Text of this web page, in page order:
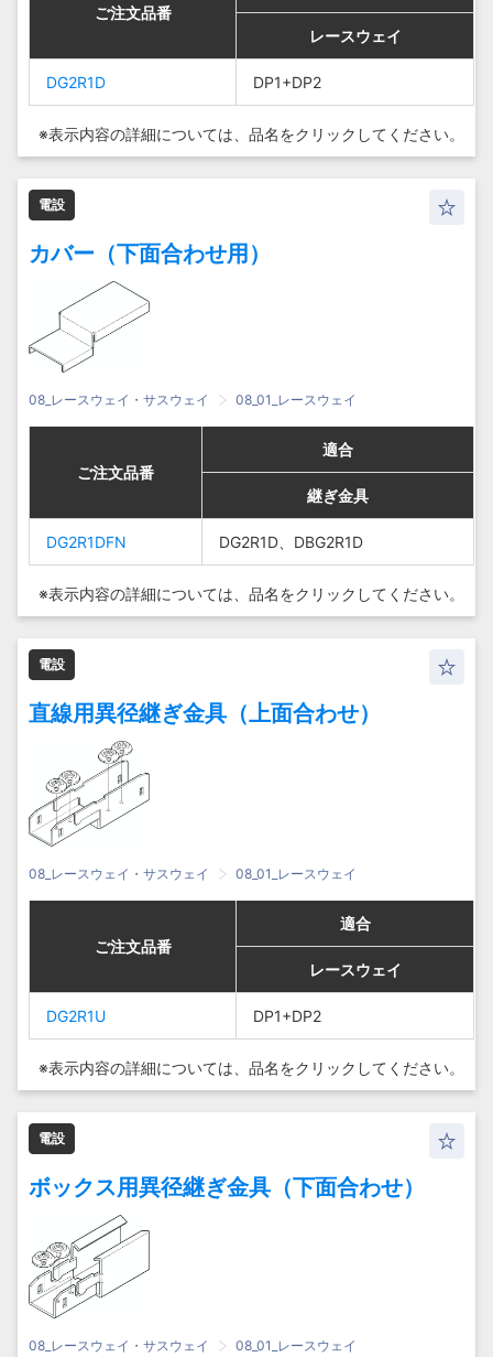
ご注文品番
DG2R1D
ご注文品番
レースウェイ
DG2R1D DP1+DP2
ご注文品番
DG2R1D
ご注文品番
レースウェイ
DG2R1D DP1+DP2
※表示内容の詳細については、 品名をクリックしてください。
電設
カバー（下面合わせ用）
08_レースウェイ・サスウェイ 08_01_レースウェイ
ご注文品番
DG2R1DFN
DG2R1D、
DBG2R1D
ご注文品番
適合
継ぎ金具
DG2R1DFN DG2R1D、DBG2R1D
ご注文品番
DG2R1DFN
DG2R1D、
DBG2R1D
ご注文品番
適合
継ぎ金具
DG2R1DFN DG2R1D、DBG2R1D
※表示内容の詳細については、 品名をクリックしてください。
電設
直線用異径継ぎ金具（上面合わせ）
08_レースウェイ・サスウェイ 08_01_レースウェイ
ご注文品番
DG2R1U
ご注文品番
適合
レースウェイ
DG2R1U DP1+DP2
ご注文品番
DG2R1U
ご注文品番
適合
レースウェイ
DG2R1U DP1+DP2
※表示内容の詳細については、 品名をクリックしてください。
電設
ボックス用異径継ぎ金具（下面合わせ）
08_レースウェイ・サスウェイ 08_01_レースウェイ